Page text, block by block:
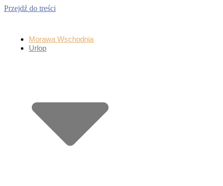
Przejdź do treści
Morawa Wschodnia
Urlop